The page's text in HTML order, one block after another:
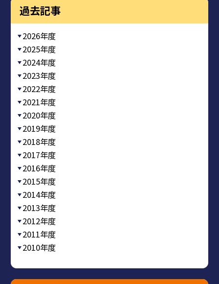
過去記事
2026年度
2025年度
2024年度
2023年度
2022年度
2021年度
2020年度
2019年度
2018年度
2017年度
2016年度
2015年度
2014年度
2013年度
2012年度
2011年度
2010年度